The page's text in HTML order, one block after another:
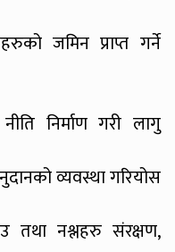
जमिन प्राप्त गर्ने
निर्माण गरी लागु
व्यवस्था गरियोस
तथा नश्लहरु संरक्षण,